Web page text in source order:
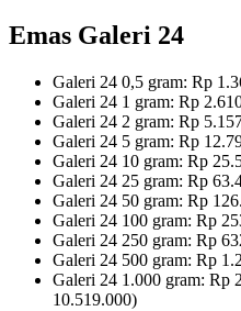
Emas Galeri 24
Galeri 24 0,5 gram: Rp
Galeri 24 1 gram: Rp
Galeri 24 2 gram: Rp
Galeri 24 5 gram: Rp
Galeri 24 10 gram: Rp
Galeri 24 25 gram: Rp
Galeri 24 50 gram: Rp
Galeri 24 100 gram: Rp
Galeri 24 250 gram: Rp
Galeri 24 500 gram: Rp
Galeri 24 1.000 gram: Rp
10.519.000)